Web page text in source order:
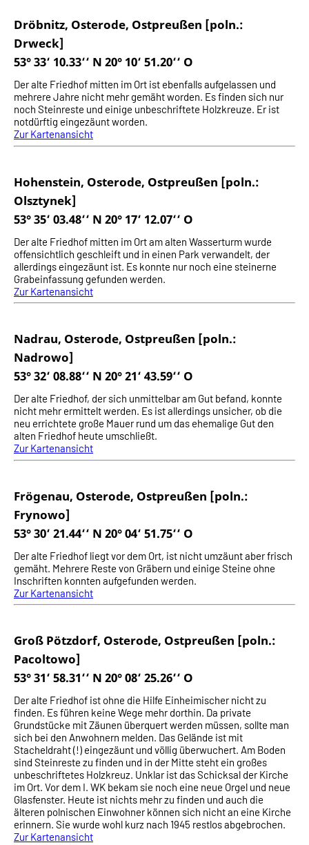
Dröbnitz, Osterode, Ostpreußen [poln.:
Drweck]
53° 33‘ 10.33‘‘ N 20° 10‘ 51.20‘‘ O
Der alte Friedhof mitten im Ort ist ebenfalls aufgelassen und
mehrere Jahre nicht mehr gemäht worden. Es finden sich nur
noch Steinreste und einige unbeschriftete Holzkreuze. Er ist
notdürftig eingezäunt worden.
Zur Kartenansicht
Hohenstein, Osterode, Ostpreußen [poln.:
Olsztynek]
53° 35‘ 03.48‘‘ N 20° 17‘ 12.07‘‘ O
Der alte Friedhof mitten im Ort am alten Wasserturm wurde
offensichtlich geschleift und in einen Park verwandelt, der
allerdings eingezäunt ist. Es konnte nur noch eine steinerne
Grabeinfassung gefunden werden.
Zur Kartenansicht
Nadrau, Osterode, Ostpreußen [poln.:
Nadrowo]
53° 32‘ 08.88‘‘ N 20° 21‘ 43.59‘‘ O
Der alte Friedhof, der sich unmittelbar am Gut befand, konnte
nicht mehr ermittelt werden. Es ist allerdings unsicher, ob die
neu errichtete große Mauer rund um das ehemalige Gut den
alten Friedhof heute umschließt.
Zur Kartenansicht
Frögenau, Osterode, Ostpreußen [poln.:
Frynowo]
53° 30‘ 21.44‘‘ N 20° 04‘ 51.75‘‘ O
Der alte Friedhof liegt vor dem Ort, ist nicht umzäunt aber frisch
gemäht. Mehrere Reste von Gräbern und einige Steine ohne
Inschriften konnten aufgefunden werden.
Zur Kartenansicht
Groß Pötzdorf, Osterode, Ostpreußen [poln.:
Pacoltowo]
53° 31‘ 58.31‘‘ N 20° 08‘ 25.26‘‘ O
Der alte Friedhof ist ohne die Hilfe Einheimischer nicht zu
finden. Es führen keine Wege mehr dorthin. Da private
Grundstücke mit Zäunen überquert werden müssen, sollte man
sich bei den Anwohnern melden. Das Gelände ist mit
Stacheldraht (!) eingezäunt und völlig überwuchert. Am Boden
sind Steinreste zu finden und in der Mitte steht ein großes
unbeschriftetes Holzkreuz. Unklar ist das Schicksal der Kirche
im Ort. Vor dem I. WK bekam sie noch eine neue Orgel und neue
Glasfenster. Heute ist nichts mehr zu finden und auch die
älteren polnischen Einwohner können sich nicht an eine Kirche
erinnern. Sie wurde wohl kurz nach 1945 restlos abgebrochen.
Zur Kartenansicht